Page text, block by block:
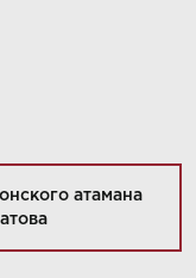
атамана